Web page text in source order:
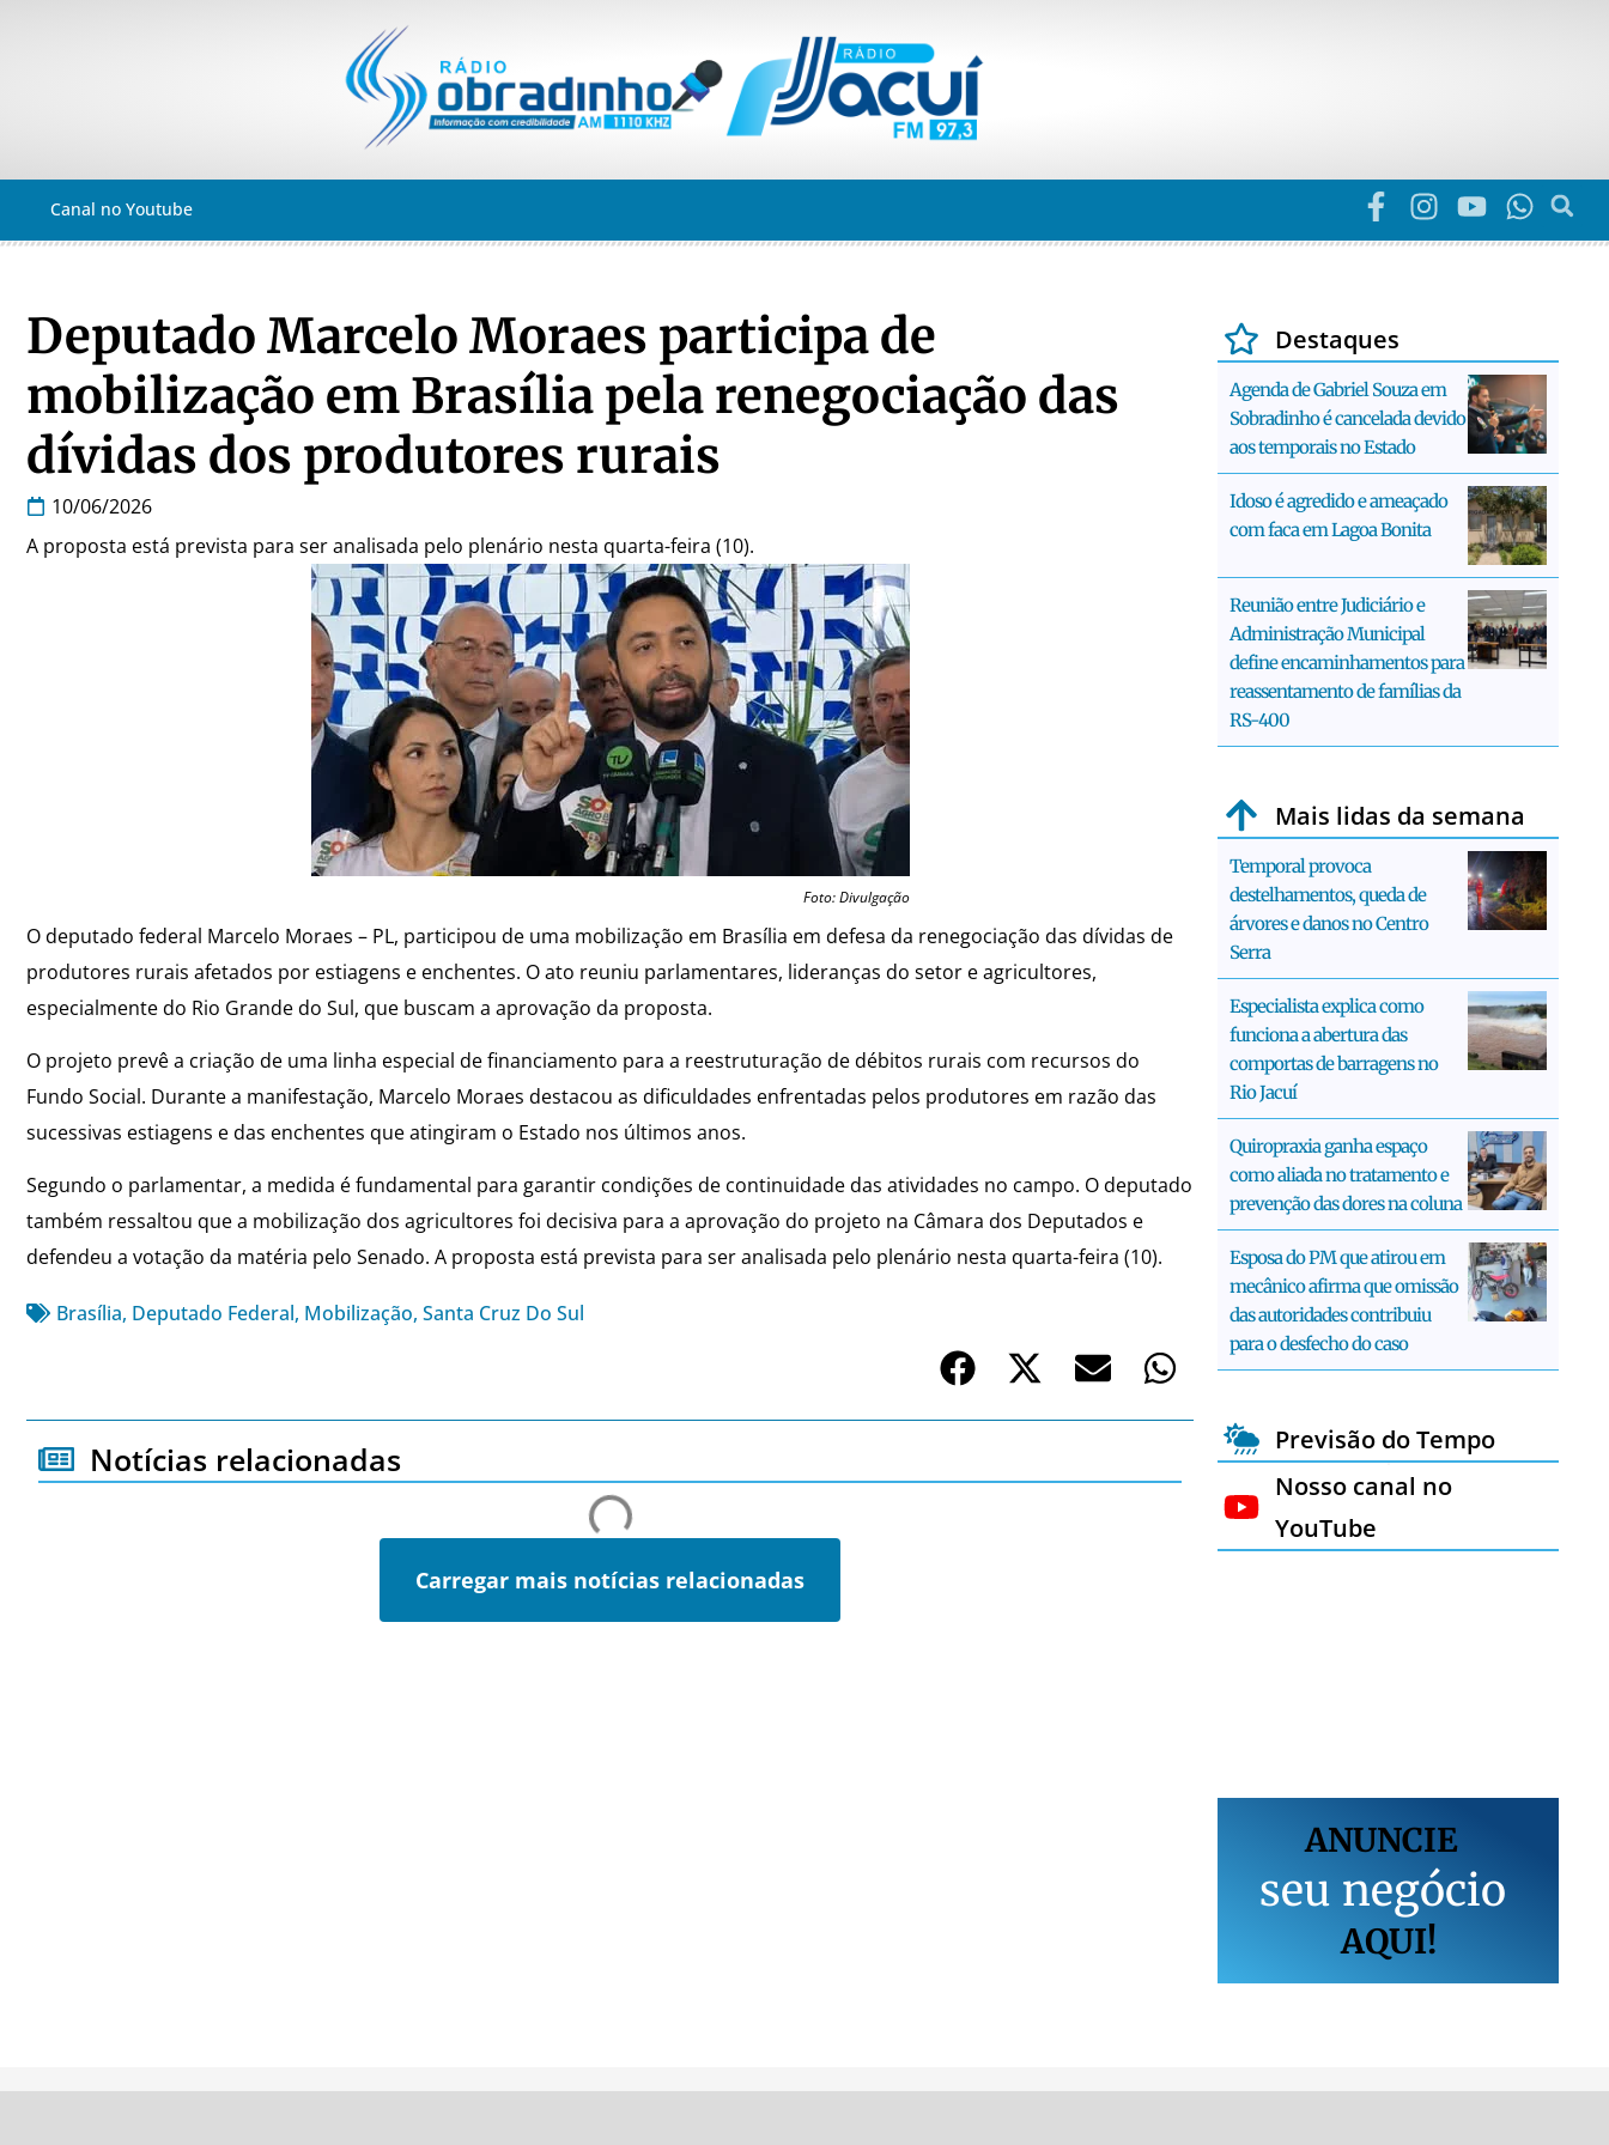
Canal no Youtube
Deputado Marcelo Moraes participa de
mobilização em Brasília pela renegociação das
dívidas dos produtores rurais
10/06/2026
A proposta está prevista para ser analisada pelo plenário nesta quarta-feira (10).
Foto: Divulgação
O deputado federal Marcelo Moraes – PL, participou de uma mobilização em Brasília em defesa da renegociação das dívidas de
produtores rurais afetados por estiagens e enchentes. O ato reuniu parlamentares, lideranças do setor e agricultores,
especialmente do Rio Grande do Sul, que buscam a aprovação da proposta.
O projeto prevê a criação de uma linha especial de financiamento para a reestruturação de débitos rurais com recursos do
Fundo Social. Durante a manifestação, Marcelo Moraes destacou as dificuldades enfrentadas pelos produtores em razão das
sucessivas estiagens e das enchentes que atingiram o Estado nos últimos anos.
Segundo o parlamentar, a medida é fundamental para garantir condições de continuidade das atividades no campo. O deputado
também ressaltou que a mobilização dos agricultores foi decisiva para a aprovação do projeto na Câmara dos Deputados e
defendeu a votação da matéria pelo Senado. A proposta está prevista para ser analisada pelo plenário nesta quarta-feira (10).
Brasília, Deputado Federal, Mobilização, Santa Cruz Do Sul
Notícias relacionadas
Carregar mais notícias relacionadas
Destaques
Agenda de Gabriel Souza em
Sobradinho é cancelada devido
aos temporais no Estado
Idoso é agredido e ameaçado
com faca em Lagoa Bonita
Reunião entre Judiciário e
Administração Municipal
define encaminhamentos para
reassentamento de famílias da
RS-400
Mais lidas da semana
Temporal provoca
destelhamentos, queda de
árvores e danos no Centro
Serra
Especialista explica como
funciona a abertura das
comportas de barragens no
Rio Jacuí
Quiropraxia ganha espaço
como aliada no tratamento e
prevenção das dores na coluna
Esposa do PM que atirou em
mecânico afirma que omissão
das autoridades contribuiu
para o desfecho do caso
Previsão do Tempo
Nosso canal no
YouTube
ANUNCIE
seu negócio
AQUI!